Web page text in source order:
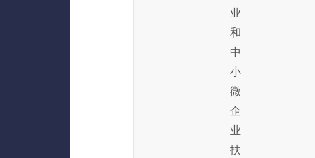
业
和
中
小
微
企
业
扶